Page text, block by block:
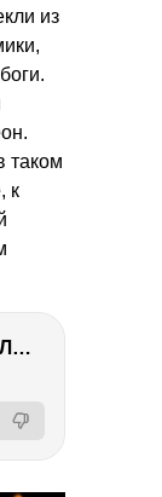
из
таком
к
НАСТРОЙКИ АЙФОНА ДЛЯ ФОТО И ВИДЕО